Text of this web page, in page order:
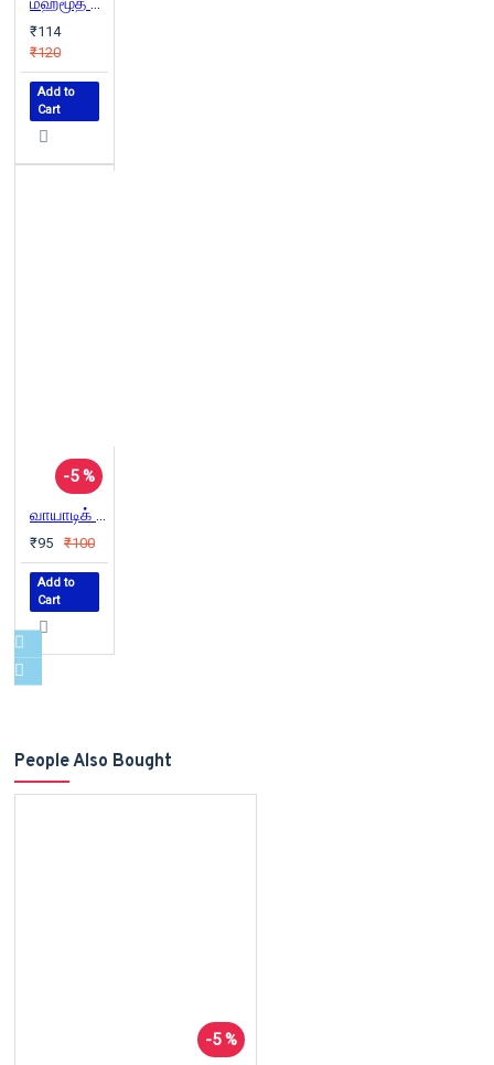
₹114
₹120
Add to
Cart
-5 %
வாயாடிக் கவிதைகள்
₹95 ₹100
Add to
Cart
People Also Bought
-5 %